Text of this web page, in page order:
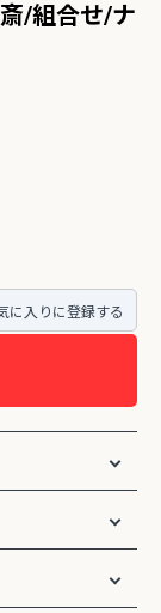
】バルバーニ・ワーク
/組合せ/ナ
に入りに登録する